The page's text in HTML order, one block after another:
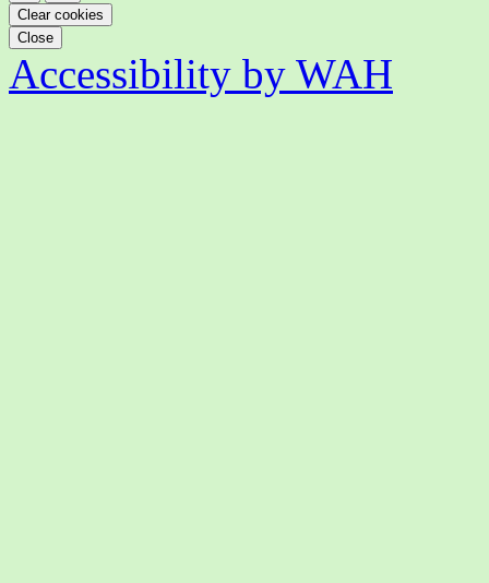
Clear cookies
Close
Accessibility by WAH